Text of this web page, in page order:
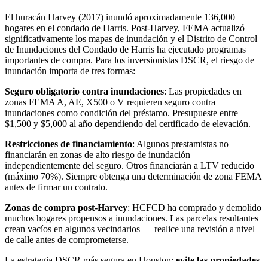
El huracán Harvey (2017) inundó aproximadamente 136,000
hogares en el condado de Harris. Post-Harvey, FEMA actualizó
significativamente los mapas de inundación y el Distrito de Control
de Inundaciones del Condado de Harris ha ejecutado programas
importantes de compra. Para los inversionistas DSCR, el riesgo de
inundación importa de tres formas:
Seguro obligatorio contra inundaciones: Las propiedades en
zonas FEMA A, AE, X500 o V requieren seguro contra
inundaciones como condición del préstamo. Presupueste entre
$1,500 y $5,000 al año dependiendo del certificado de elevación.
Restricciones de financiamiento: Algunos prestamistas no
financiarán en zonas de alto riesgo de inundación
independientemente del seguro. Otros financiarán a LTV reducido
(máximo 70%). Siempre obtenga una determinación de zona FEMA
antes de firmar un contrato.
Zonas de compra post-Harvey: HCFCD ha comprado y demolido
muchos hogares propensos a inundaciones. Las parcelas resultantes
crean vacíos en algunos vecindarios — realice una revisión a nivel
de calle antes de comprometerse.